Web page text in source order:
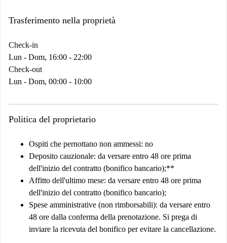
Trasferimento nella proprietà
Check-in
Lun - Dom, 16:00 - 22:00
Check-out
Lun - Dom, 00:00 - 10:00
Politica del proprietario
Ospiti che pernottano non ammessi: no
Deposito cauzionale: da versare entro 48 ore prima
dell'inizio del contratto (bonifico bancario);**
Affitto dell'ultimo mese: da versare entro 48 ore prima
dell'inizio del contratto (bonifico bancario);
Spese amministrative (non rimborsabili): da versare entro
48 ore dalla conferma della prenotazione. Si prega di
inviare la ricevuta del bonifico per evitare la cancellazione.